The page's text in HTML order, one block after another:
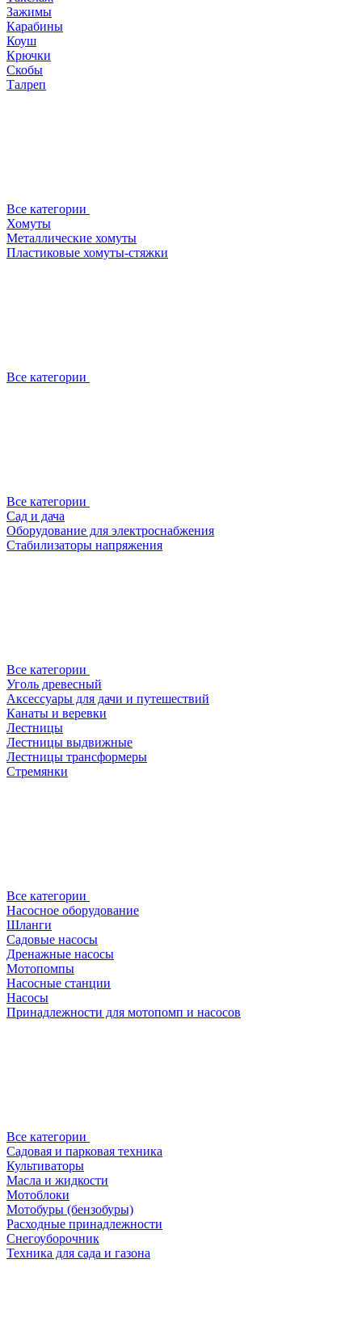
Зажимы
Карабины
Коуш
Крючки
Скобы
Талреп
Все категории
Хомуты
Металлические хомуты
Пластиковые хомуты-стяжки
Все категории
Все категории
Сад и дача
Оборудование для электроснабжения
Стабилизаторы напряжения
Все категории
Уголь древесный
Аксессуары для дачи и путешествий
Канаты и веревки
Лестницы
Лестницы выдвижные
Лестницы трансформеры
Стремянки
Все категории
Насосное оборудование
Шланги
Садовые насосы
Дренажные насосы
Мотопомпы
Насосные станции
Насосы
Принадлежности для мотопомп и насосов
Все категории
Садовая и парковая техника
Культиваторы
Масла и жидкости
Мотоблоки
Мотобуры (бензобуры)
Расходные принадлежности
Снегоуборочник
Техника для сада и газона